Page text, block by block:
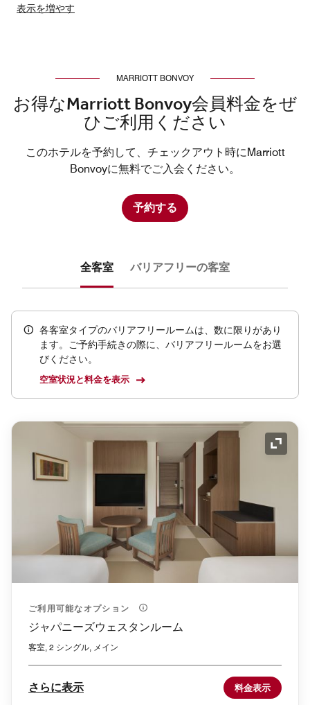
表示を増やす
MARRIOTT BONVOY
お得なMarriott Bonvoy会員料金をぜ
ひご利用ください
このホテルを予約して、チェックアウト時にMarriott
Bonvoyに無料でご入会ください。
予約する
全客室 バリアフリーの客室
各客室タイプのバリアフリールームは、数に限りがあり
ます。ご予約手続きの際に、バリアフリールームをお選
びください。
空室状況と料金を表示
アイ
ご利用可能なオプション
ジャパニーズウェスタンルーム
客室, 2 シングル, メイン
さらに表示 料金表示